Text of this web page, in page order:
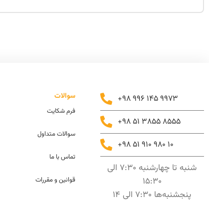
+98 996 145 9973
+98 51 3855 8555
+98 51 910 980 10
شنبه تا چهارشنبه 7:30 الی
15:30
پنجشنبه‌ها 7:30 الی 14
سوالات
فرم شکایت
سوالات متداول
تماس با ما
قوانین و مقررات